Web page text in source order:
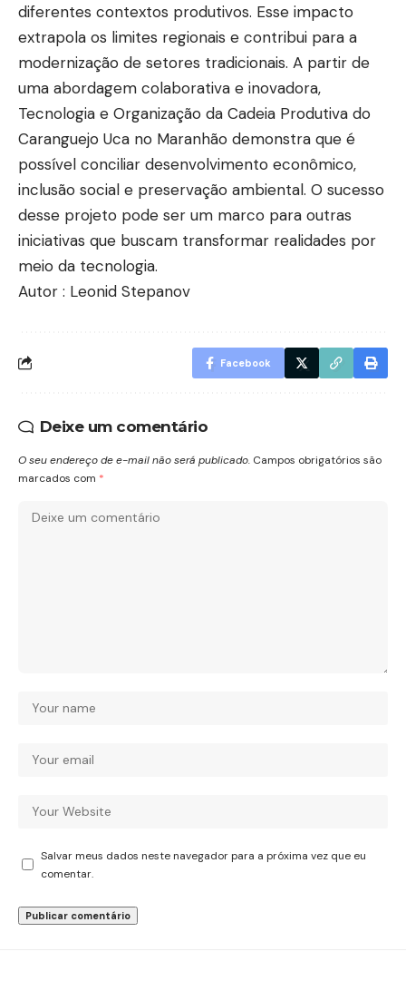
diferentes contextos produtivos. Esse impacto
extrapola os limites regionais e contribui para a
modernização de setores tradicionais. A partir de
uma abordagem colaborativa e inovadora,
Tecnologia e Organização da Cadeia Produtiva do
Caranguejo Uca no Maranhão demonstra que é
possível conciliar desenvolvimento econômico,
inclusão social e preservação ambiental. O sucesso
desse projeto pode ser um marco para outras
iniciativas que buscam transformar realidades por
meio da tecnologia.
Autor : Leonid Stepanov
Facebook
Deixe um comentário
O seu endereço de e-mail não será publicado. Campos obrigatórios são
marcados com *
Salvar meus dados neste navegador para a próxima vez que eu
comentar.